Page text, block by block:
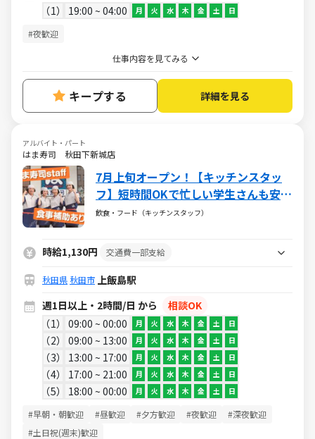
1
19:00 ~ 04:00 月 火 水 木 金 土 日
#夜歓迎
仕事内容を見てみる
キープする 詳細を見る
アルバイト・パート
はま寿司 秋田下新城店
7月上旬オープン！【キッチンスタッ
フ】短時間OKで忙しい学生さんも安
心！＜機械を使ったお寿司づくりや、
食べられる食事補助付
飲食・フード（キッチンスタッフ）
時給1,130円 交通費一部支給
秋田県秋田市 上飯島駅
週1日以上・2時間/日 から
相談OK
1
09:00 ~ 00:00 月 火 水 木 金 土 日
2 09:00 ~ 13:00 月 火 水 木 金 土 日
3 13:00 ~ 17:00 月 火 水 木 金 土 日
4 17:00 ~ 21:00 月 火 水 木 金 土 日
5 18:00 ~ 00:00 月 火 水 木 金 土 日
#早朝・朝歓迎 #昼歓迎 #夕方歓迎 #夜歓迎
#深夜歓迎
#土日祝(週末)歓迎